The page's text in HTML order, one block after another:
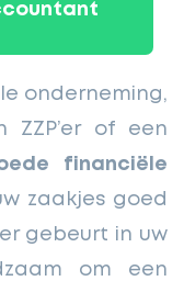
onderneming,
of een
financiële
zaakjes goed
gebeurt in uw
om een